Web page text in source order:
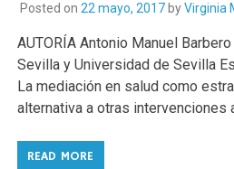
Posted on 22 mayo, 2017byVirginia
AUTORÍA Antonio Manuel
Sevilla y Universidad de Sevilla
La mediación en salud como
alternativa a otras intervenciones
READ MORE